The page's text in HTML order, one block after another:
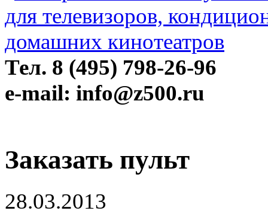
Тел. 8 (495) 798-26-96
e-mail: info@z500.ru
Заказать пульт
28.03.2013